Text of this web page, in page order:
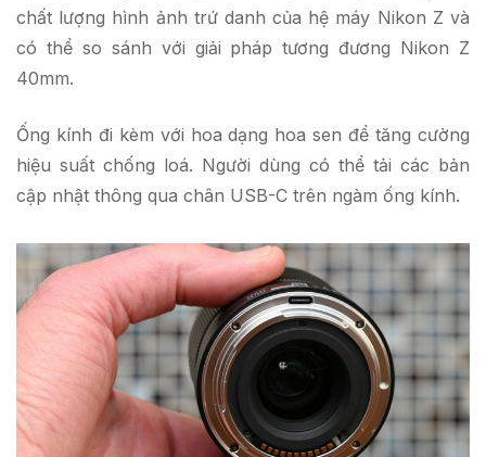
chất lượng hình ảnh trứ danh của hệ máy Nikon Z và
có thể so sánh với giải pháp tương đương Nikon Z
40mm.
Ống kính đi kèm với hoa dạng hoa sen để tăng cường
hiệu suất chống loá. Người dùng có thể tải các bản
cập nhật thông qua chân USB-C trên ngàm ống kính.